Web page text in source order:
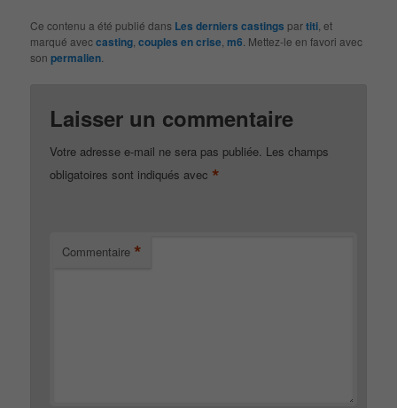
Ce contenu a été publié dans Les derniers castings partiti , et
marqué aveccasting ,couples en crise ,m6 . Mettez-le en favori avec
sonpermalien
Laisser un commentaire
Votre adresse e-mail ne sera pas publiée. Les champs
obligatoires sont indiqués avec *
Commentaire *